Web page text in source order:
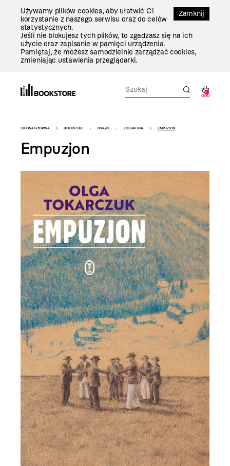
Zamknij
Używamy plików cookies, aby ułatwić Ci
korzystanie z naszego serwisu oraz do celów
statystycznych.
Jeśli nie blokujesz tych plików, to zgadzasz się na ich
użycie oraz zapisanie w pamięci urządzenia.
Pamiętaj, że możesz samodzielnie zarządzać cookies,
zmieniając ustawienia przeglądarki.
0
0,00
Bookstore
-
szablon
szczegóły
STRONA GŁÓWNA BOOKSTORE KSIĄŻKI LITERATURA EMPUZJON
Empuzjon